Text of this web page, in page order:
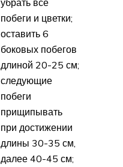
убрать все
побеги и цветки;
оставить 6
боковых побегов
длиной 20-25 см;
следующие
побеги
прищипывать
при достижении
длины 30-35 см,
далее 40-45 см;